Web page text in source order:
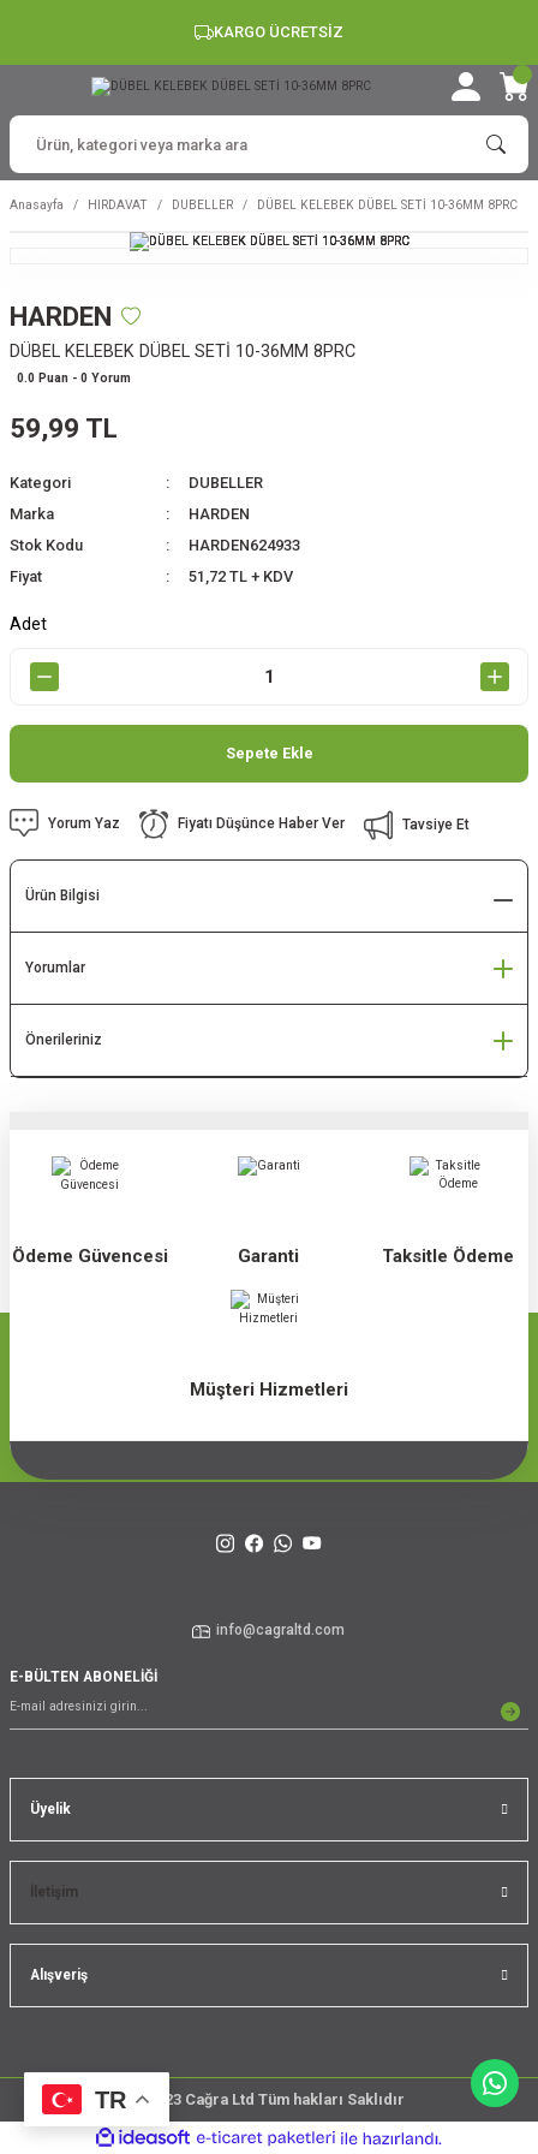
KARGO ÜCRETSİZ
Anasayfa HIRDAVAT DUBELLER DÜBEL KELEBEK DÜBEL SETİ 10-36MM 8PRC
HARDEN
DÜBEL KELEBEK DÜBEL SETİ 10-36MM 8PRC
0.0 Puan - 0 Yorum
59,99 TL
Kategori
DUBELLER
Marka
HARDEN
Stok Kodu
HARDEN624933
Fiyat
51,72 TL + KDV
Adet
Sepete Ekle
Yorum Yaz Fiyatı Düşünce Haber Ver Tavsiye Et
Ürün Bilgisi
Yorumlar
Önerileriniz
Ödeme Güvencesi Garanti Taksitle Ödeme
Müşteri Hizmetleri
Üyelik
İletişim
Alışveriş
TR
info@cagraltd.com
E-BÜLTEN ABONELİĞİ
@2023 Cağra Ltd Tüm hakları Saklıdır
çember
ideasoft
e-